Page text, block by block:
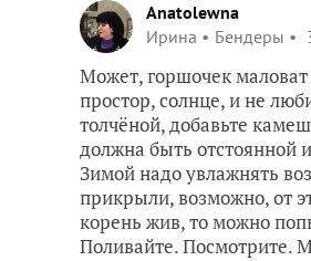
Anatolewna
Ирина
Бендеры
Может, горшочек
простор, солнце, и не
толчёной, добавьте
должна быть отстоянной
Зимой надо увлажнять
прикрыли, возможно, от
корень жив, то можно
Поливайте. Посмотрите.